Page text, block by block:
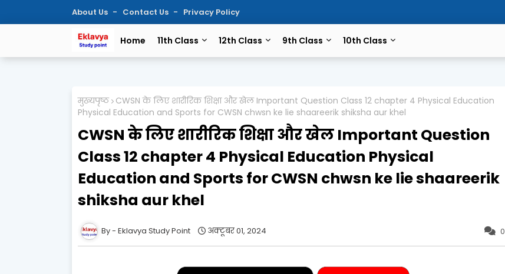
About Us Contact Us Privacy Policy
Home 11th Class 12th Class 9th Class 10th Class
मुख्यपृष्ठ CWSN के लिए शारीरिक शिक्षा और खेल Important Question Class 12 chapter 4 Physical Education
Physical Education and Sports for CWSN chwsn ke lie shaareerik shiksha aur khel
CWSN के लिए शारीरिक शिक्षा और खेल Important Question
Class 12 chapter 4 Physical Education Physical
Education and Sports for CWSN chwsn ke lie shaareerik
shiksha aur khel
0
Eklavya Study Point अक्टूबर 01, 2024